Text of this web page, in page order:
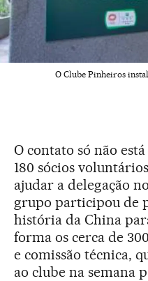
O Clube Pinheiros
O contato só não
180 sócios
ajudar a delegação
grupo participou de
história da China
forma os cerca de
e comissão técnica,
ao clube na semana